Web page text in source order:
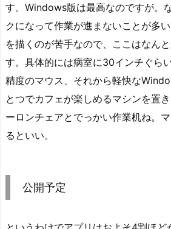
す。Windows版は最高なのですが。
クになって作業が進まないことが多
を描くのが苦手なので、ここはなん
す。具体的には病室に30インチぐら
精度のマウス、それから軽快な
とつでカフェが楽しめるマシンを置
ーロンチェアとでっかい作業机ね。
るといい。
公開予定